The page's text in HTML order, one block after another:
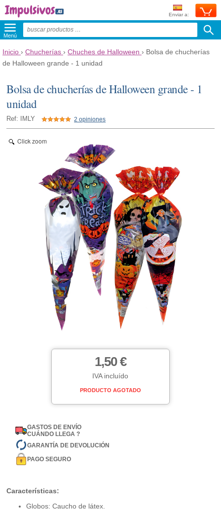
Enviar a:
Menú
Inicio › Chucherías › Chuches de Halloween › Bolsa de chucherías
de Halloween grande - 1 unidad
Bolsa de chucherías de Halloween grande - 1
unidad
Ref: IMLY 2 opiniones
Click zoom
1,50 €
IVA incluído
PRODUCTO AGOTADO
GASTOS DE ENVÍO
CUÁNDO LLEGA ?
GARANTÍA DE DEVOLUCIÓN
PAGO SEGURO
Características:
Globos: Caucho de látex.